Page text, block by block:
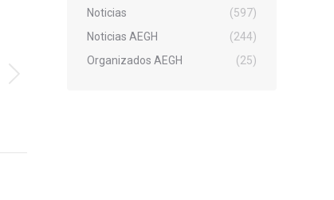
Noticias
(597)
Noticias AEGH
(244)
Organizados AEGH
(25)